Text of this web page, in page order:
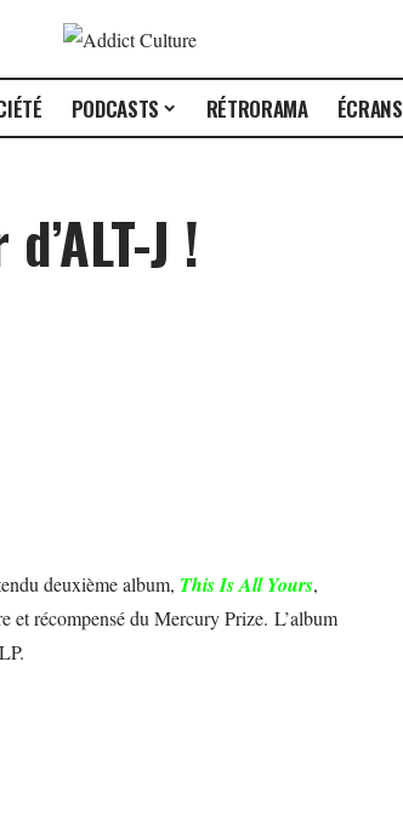
PODCASTS RÉTRORAMA ÉCRANS
J !
deuxième album, This Is All Yours,
et récompensé du Mercury Prize. L’album